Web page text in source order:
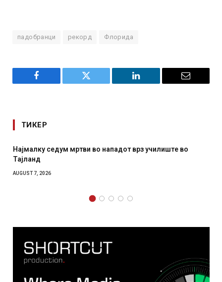
падобранци рекорд Флорида
Facebook Twitter LinkedIn Email
ТИКЕР
седум мртви во нападот врз училиште во
СОЗИС: